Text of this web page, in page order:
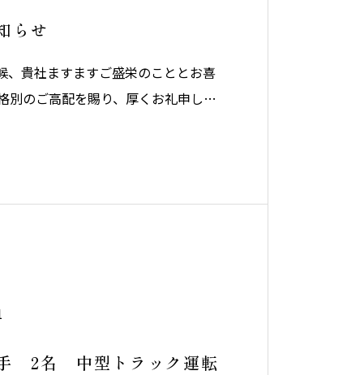
らせ
貴社ますますご盛栄のこととお喜
別のご高配を賜り、厚くお礼申し上
2名 中型トラック運転